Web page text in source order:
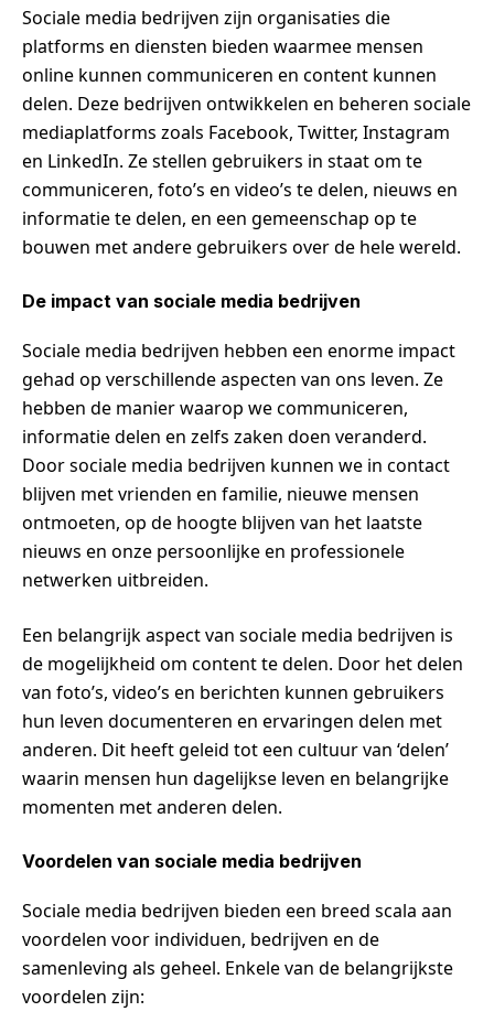
Sociale media bedrijven zijn organisaties die
platforms en diensten bieden waarmee mensen
online kunnen communiceren en content kunnen
delen. Deze bedrijven ontwikkelen en beheren sociale
mediaplatforms zoals Facebook, Twitter, Instagram
en LinkedIn. Ze stellen gebruikers in staat om te
communiceren, foto’s en video’s te delen, nieuws en
informatie te delen, en een gemeenschap op te
bouwen met andere gebruikers over de hele wereld.
De impact van sociale media bedrijven
Sociale media bedrijven hebben een enorme impact
gehad op verschillende aspecten van ons leven. Ze
hebben de manier waarop we communiceren,
informatie delen en zelfs zaken doen veranderd.
Door sociale media bedrijven kunnen we in contact
blijven met vrienden en familie, nieuwe mensen
ontmoeten, op de hoogte blijven van het laatste
nieuws en onze persoonlijke en professionele
netwerken uitbreiden.
Een belangrijk aspect van sociale media bedrijven is
de mogelijkheid om content te delen. Door het delen
van foto’s, video’s en berichten kunnen gebruikers
hun leven documenteren en ervaringen delen met
anderen. Dit heeft geleid tot een cultuur van ‘delen’
waarin mensen hun dagelijkse leven en belangrijke
momenten met anderen delen.
Voordelen van sociale media bedrijven
Sociale media bedrijven bieden een breed scala aan
voordelen voor individuen, bedrijven en de
samenleving als geheel. Enkele van de belangrijkste
voordelen zijn: